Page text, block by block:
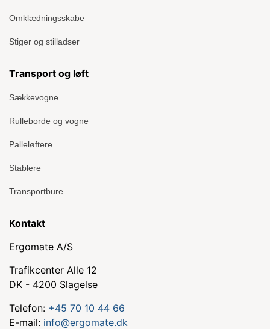
Omklædningsskabe
Stiger og stilladser
Transport og løft
Sækkevogne
Rulleborde og vogne
Palleløftere
Stablere
Transportbure
Kontakt
Ergomate A/S
Trafikcenter Alle 12
DK - 4200 Slagelse
Telefon: +45 70 10 44 66
E-mail: info@ergomate.dk